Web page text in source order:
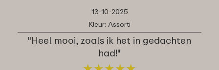
13-10-2025
Kleur: Assorti
"Heel mooi, zoals ik het in gedachten
had!"